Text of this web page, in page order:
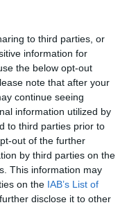
to third parties, or
information for
the below opt-out
note that after your
continue seeing
information utilized by
to third parties prior to
out of the further
by third parties on the
This information may
on the IAB’s List of
disclose it to other
hanno spiegato
male interpretati e
e le
lavoratori stranieri
selvaggio
stranieri in Gran
di lavoratori
hanno infatti